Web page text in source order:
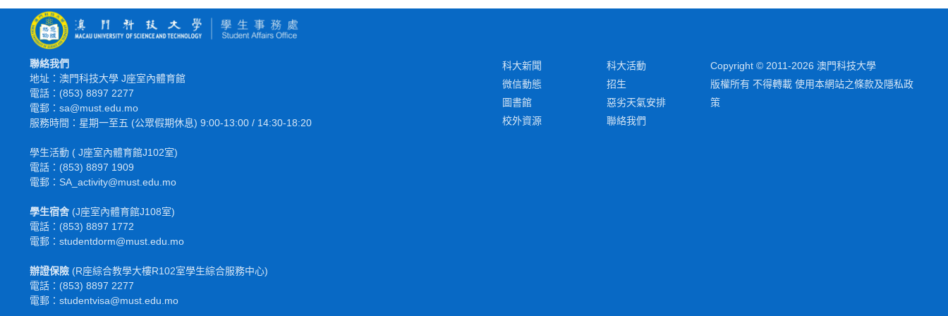
聯絡我們
地址：澳門科技大學 J座室內體育館
電話：(853) 8897 2277
電郵：sa@must.edu.mo
服務時間：星期一至五 (公眾假期休息) 9:00-13:00 / 14:30-18:20
學生活動 ( J座室內體育館J102室)
電話：(853) 8897 1909
電郵：SA_activity@must.edu.mo
學生宿舍 (J座室內體育館J108室)
電話：(853) 8897 1772
電郵 ：studentdorm@must.edu.mo
辦證保險 (R座綜合教學大樓R102室學生綜合服務中心)
電話：(853) 8897 2277
電郵：studentvisa@must.edu.mo
科大新聞
科大活動
微信動態
招生
圖書館
惡劣天氣安排
校外資源
聯絡我們
Copyright © 2011-2026 澳門科技大學
版權所有 不得轉載 使用本網站之條款及隱私政
策